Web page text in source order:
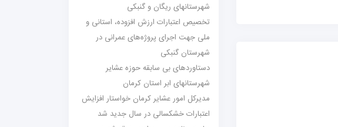
شهرستانهای ریگان و گنبکی
تخصیص اعتبارات ارزش افزوده، استانی و
ملی جهت اجرای پروژه‌های عمرانی در
شهرستان گنبکی
دستاوردهای بی سابقه حوزه عشایر
شهرستانهای ابر استان کرمان
مدیرکل امور عشایر کرمان خواستار افزایش
اعتبارات خشکسالی در سال جدید شد